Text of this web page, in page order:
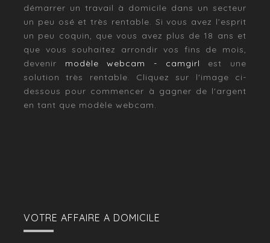
démarrer un travail à domicile dans un secteur
un peu osé et très rentable. Si vous avez l’esprit
un peu coquin, que vous avez plus de 18 ans et
que vous souhaitez arrondir vos fins de mois,
devenir modèle webcam - camgirl est une
solution très rentable. Cliquez sur l'image ci-
dessous pour commencer à gagner de l'argent
en tant que modèle webcam.
VOTRE AFFAIRE A DOMICILE